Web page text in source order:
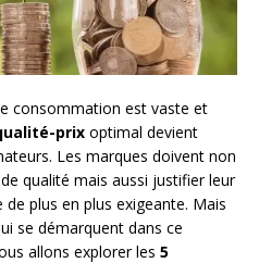
consommation est vaste et
prix optimal devient
Les marques doivent non
qualité mais aussi justifier leur
plus en plus exigeante. Mais
se démarquent dans ce
allons explorer les 5